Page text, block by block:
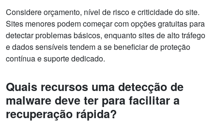
Considere orçamento, nível de risco e criticidade do site.
Sites menores podem começar com opções gratuitas para
detectar problemas básicos, enquanto sites de alto tráfego
e dados sensíveis tendem a se beneficiar de proteção
contínua e suporte dedicado.
Quais recursos uma detecção de
malware deve ter para facilitar a
recuperação rápida?